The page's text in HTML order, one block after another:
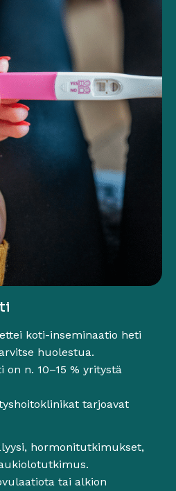
koti-inseminaatio heti
huolestua.
n. 10–15 % yritystä
tarjoavat
hormonitutkimukset,
tai alkion